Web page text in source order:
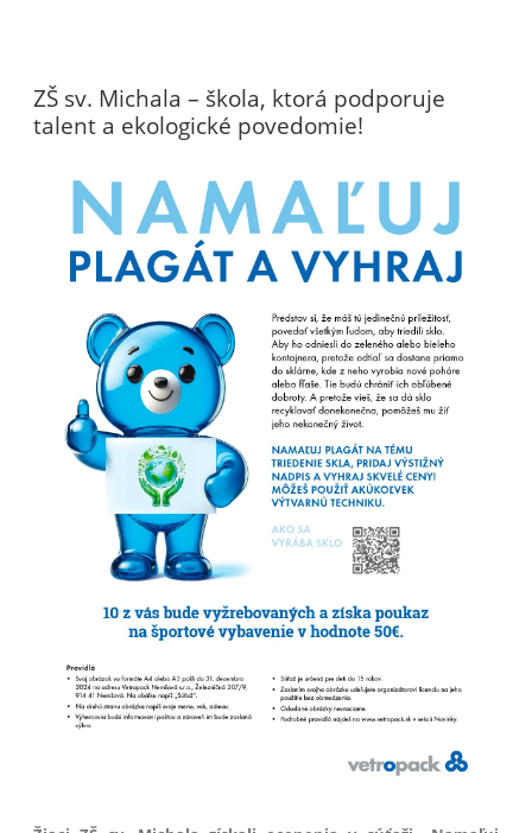
ZŠ sv. Michala – škola, ktorá podporuje
talent a ekologické povedomie!